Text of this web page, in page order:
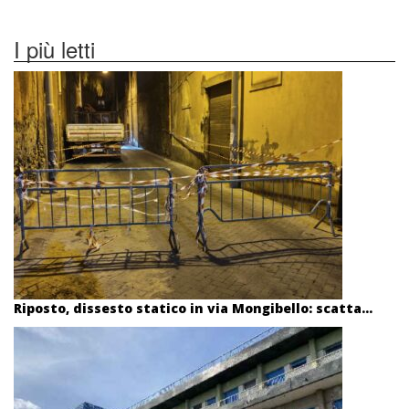
I più letti
Riposto, dissesto statico in via Mongibello: scatta...